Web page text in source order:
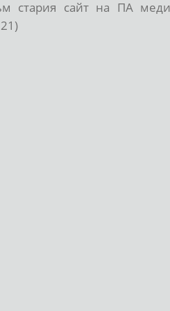
стария сайт на ПА